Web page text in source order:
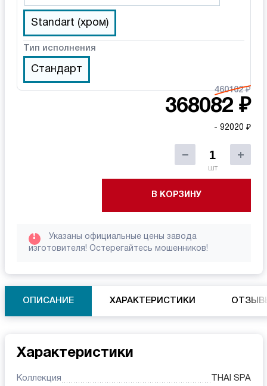
Standart (хром)
Тип исполнения
Стандарт
460102 ₽
368082 ₽
- 92020 ₽
шт
В КОРЗИНУ
!
Указаны официальные цены завода
изготовителя! Остерегайтесь мошенников!
ОПИСАНИЕ ХАРАКТЕРИСТИКИ
Характеристики
Коллекция THAI SPA